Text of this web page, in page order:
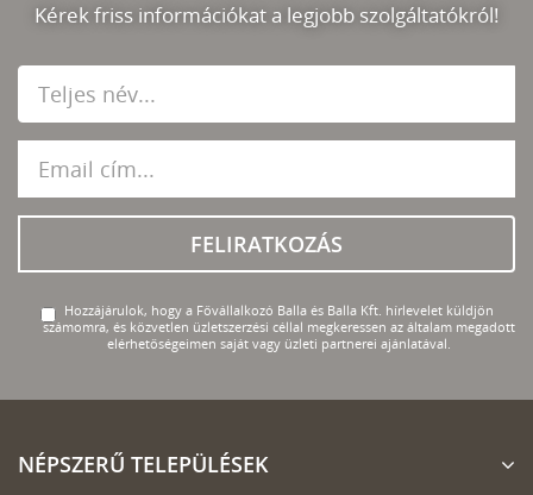
Kérek friss információkat a legjobb szolgáltatókról!
FELIRATKOZÁS
Hozzájárulok, hogy a Fővállalkozó Balla és Balla Kft. hírlevelet küldjön
számomra, és közvetlen üzletszerzési céllal megkeressen az általam megadott
elérhetőségeimen saját vagy üzleti partnerei ajánlatával.
NÉPSZERŰ TELEPÜLÉSEK